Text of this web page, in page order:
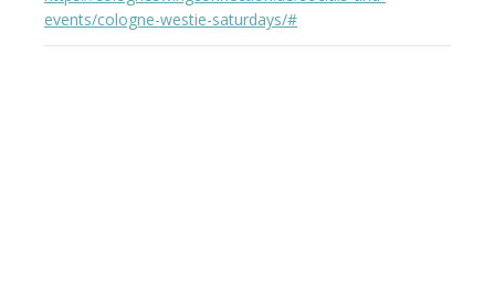
events/cologne-westie-saturdays/#